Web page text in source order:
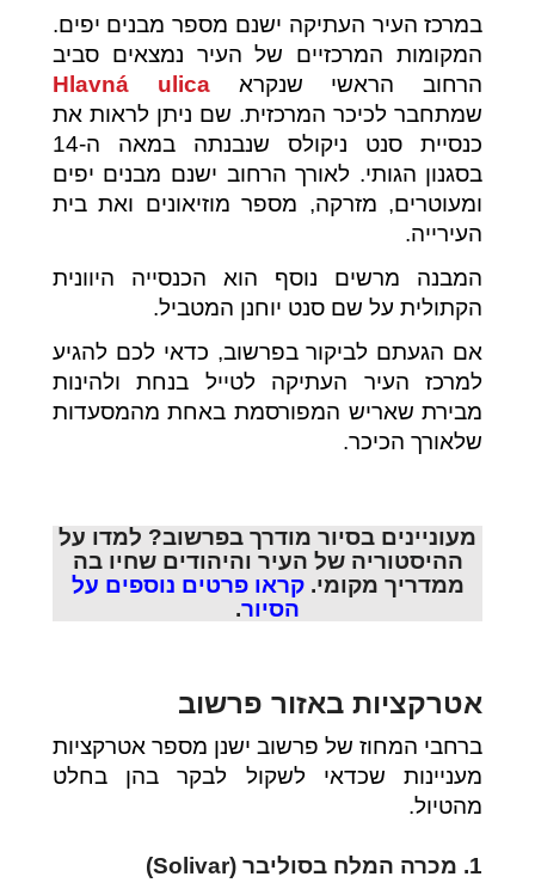
במרכז העיר העתיקה ישנם מספר מבנים יפים.
המקומות המרכזיים של העיר נמצאים סביב
הרחוב הראשי שנקרא Hlavná ulica
שמתחבר לכיכר המרכזית. שם ניתן לראות את
כנסיית סנט ניקולס שנבנתה במאה ה-14
בסגנון הגותי. לאורך הרחוב ישנם מבנים יפים
ומעוטרים, מזרקה, מספר מוזיאונים ואת בית
העירייה.
המבנה מרשים נוסף הוא הכנסייה היוונית
הקתולית על שם סנט יוחנן המטביל.
אם הגעתם לביקור בפרשוב, כדאי לכם להגיע
למרכז העיר העתיקה לטייל בנחת ולהינות
מבירת שאריש המפורסמת באחת מהמסעדות
שלאורך הכיכר.
מעוניינים בסיור מודרך בפרשוב? למדו על
ההיסטוריה של העיר והיהודים שחיו בה
ממדריך מקומי.קראו פרטים נוספים על
הסיור.
אטרקציות באזור פרשוב
ברחבי המחוז של פרשוב ישנן מספר אטרקציות
מעניינות שכדאי לשקול לבקר בהן בחלט
מהטיול.
1. מכרה המלח בסוליבר (Solivar)